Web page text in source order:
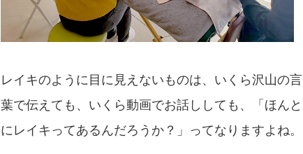
レイキのように目に見えないものは、いくら沢山の言
葉で伝えても、いくら動画でお話ししても、「ほんと
にレイキってあるんだろうか？」ってなりますよね。